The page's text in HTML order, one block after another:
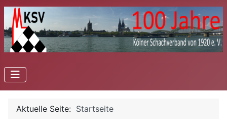
Aktuelle Seite: Startseite